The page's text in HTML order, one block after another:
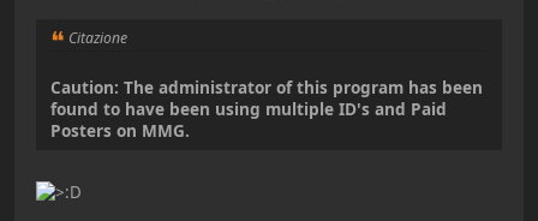
Citazione
Caution: The administrator of this program has been
found to have been using multiple ID's and Paid
Posters on MMG.